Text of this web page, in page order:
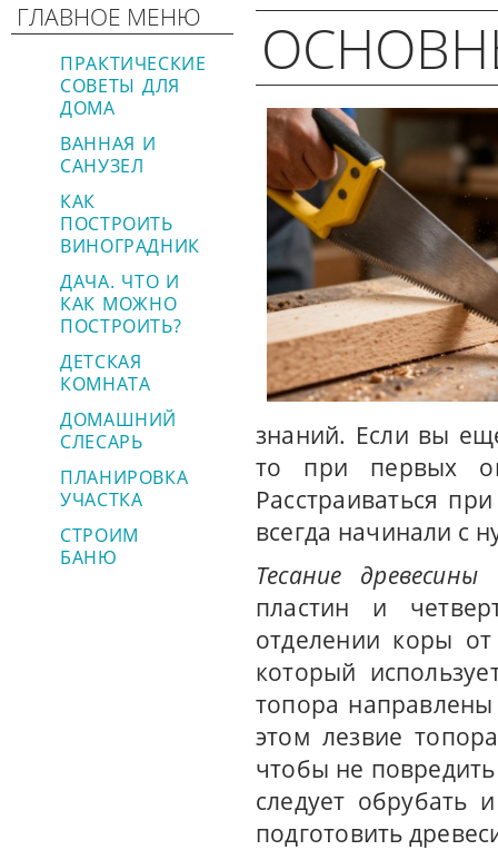
ГЛАВНОЕ МЕНЮ
ПРАКТИЧЕСКИЕ
СОВЕТЫ ДЛЯ
ДОМА
ВАННАЯ И
САНУЗЕЛ
КАК
ПОСТРОИТЬ
ВИНОГРАДНИК
ДАЧА. ЧТО И
КАК МОЖНО
ПОСТРОИТЬ?
ДЕТСКАЯ
КОМНАТА
ДОМАШНИЙ
СЛЕСАРЬ
ПЛАНИРОВКА
УЧАСТКА
СТРОИМ
БАНЮ
знаний. Если вы
то при первых
Расстраиваться
всегда начинали с
Тесание древесины
пластин и
отделении коры
который
топора
этом лезвие
чтобы не
следует обрубать
подготовить